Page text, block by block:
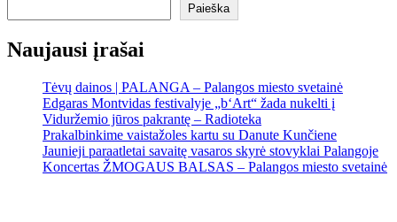
Paieška
Naujausi įrašai
Tėvų dainos | PALANGA – Palangos miesto svetainė
Edgaras Montvidas festivalyje „b‘Art“ žada nukelti į
Viduržemio jūros pakrantę – Radioteka
Prakalbinkime vaistažoles kartu su Danute Kunčiene
Jaunieji paraatletai savaitę vasaros skyrė stovyklai Palangoje
Koncertas ŽMOGAUS BALSAS – Palangos miesto svetainė